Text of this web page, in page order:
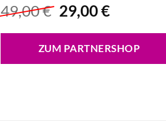
49,00€ Ursprünglicher
Preis
war:
49,00 €
29,00€Aktueller
ist:
29,00 €.
ZUM PARTNERSHOP